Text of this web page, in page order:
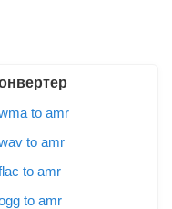
to amr
to amr
to amr
to amr